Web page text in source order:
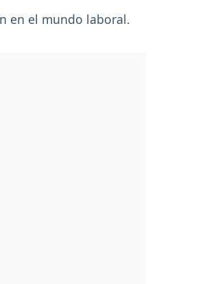
en el mundo laboral.